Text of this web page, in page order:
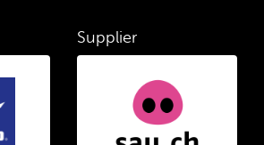
Supplier